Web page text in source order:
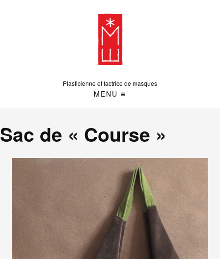
Plasticienne et factrice de masques
MENU
Sac de « Course »